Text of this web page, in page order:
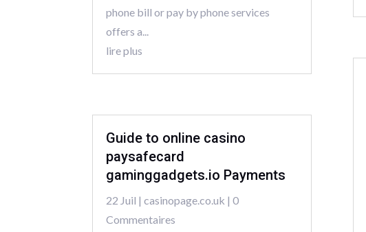
phone bill or pay by phone services
offers a...
lire plus
Guide to online casino
paysafecard
gaminggadgets.io Payments
22 Juil |casinopage.co.uk | 0
Commentaires